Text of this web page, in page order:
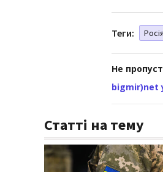
Теги: Росія
Не
bigmir)net
Статті на тему